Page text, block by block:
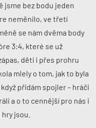
jsme bez bodu jeden
neměnilo, ve třetí
se nám dvěma body
3:4, které se už
děti i přes prohru
mlely o tom, jak to byla
přidám spojler – hráči
a o to cennější pro nás i
jsou.